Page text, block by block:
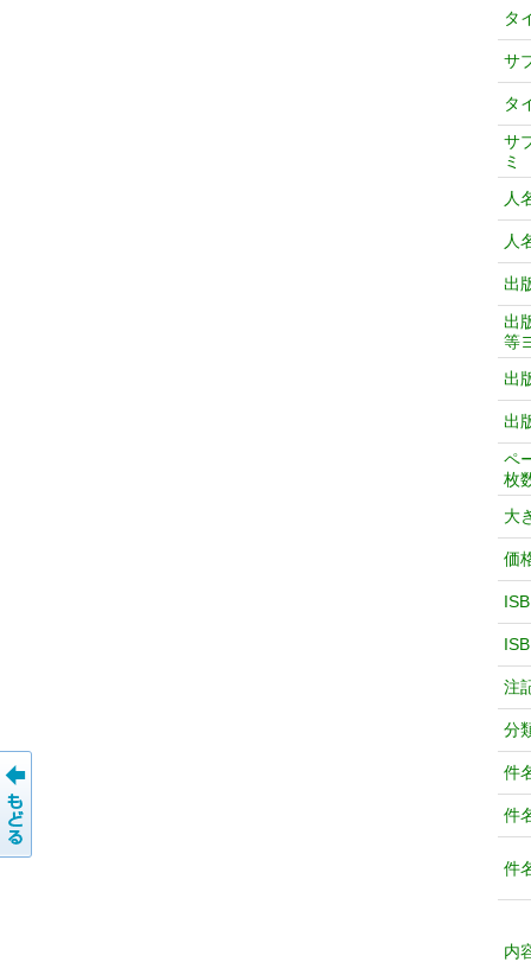
タ
サ
タ
サ
ミ
人
人
出
出
等
出
出
ペ
枚
大
価
注
分
件
件
件
内